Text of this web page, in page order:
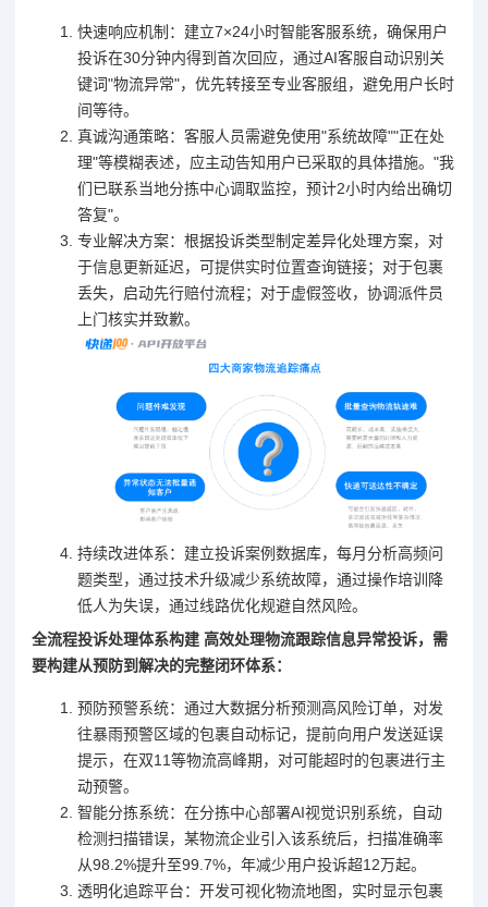
快速响应机制：建立7×24小时智能客服系统，确保用户
投诉在30分钟内得到首次回应，通过AI客服自动识别关
键词"物流异常"，优先转接至专业客服组，避免用户长时
间等待。
真诚沟通策略：客服人员需避免使用"系统故障""正在处
理"等模糊表述，应主动告知用户已采取的具体措施。"我
们已联系当地分拣中心调取监控，预计2小时内给出确切
答复"。
专业解决方案：根据投诉类型制定差异化处理方案，对
于信息更新延迟，可提供实时位置查询链接；对于包裹
丢失，启动先行赔付流程；对于虚假签收，协调派件员
上门核实并致歉。
持续改进体系：建立投诉案例数据库，每月分析高频问
题类型，通过技术升级减少系统故障，通过操作培训降
低人为失误，通过线路优化规避自然风险。
全流程投诉处理体系构建 高效处理物流跟踪信息异常投诉，需
要构建从预防到解决的完整闭环体系：
预防预警系统：通过大数据分析预测高风险订单，对发
往暴雨预警区域的包裹自动标记，提前向用户发送延误
提示，在双11等物流高峰期，对可能超时的包裹进行主
动预警。
智能分拣系统：在分拣中心部署AI视觉识别系统，自动
检测扫描错误，某物流企业引入该系统后，扫描准确率
从98.2%提升至99.7%，年减少用户投诉超12万起。
透明化追踪平台：开发可视化物流地图，实时显示包裹